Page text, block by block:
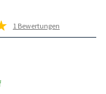
1 Bewertungen